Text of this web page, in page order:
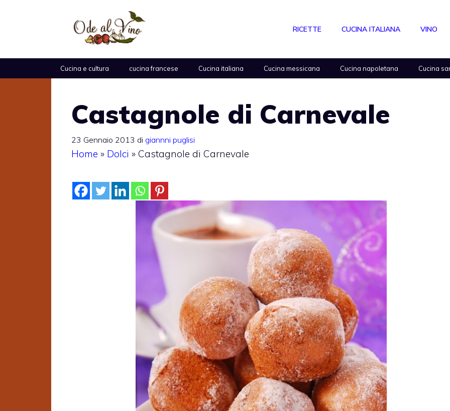
RICETTE CUCINA ITALIANA VINO
Cucina e cultura cucina francese Cucina italiana Cucina messicana Cucina napoletana Cucina
Castagnole di Carnevale
23 Gennaio 2013 di giannni puglisi
Home » Dolci » Castagnole di Carnevale